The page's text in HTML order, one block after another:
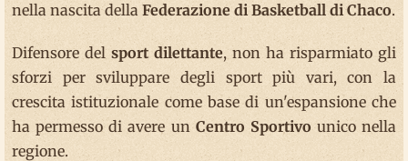
nella nascita della Federazione di Basketball di Chaco.
Difensore del sport dilettante, non ha risparmiato gli
sforzi per sviluppare degli sport più vari, con la
crescita istituzionale come base di un'espansione che
ha permesso di avere unCentro Sportivounico nella
regione.